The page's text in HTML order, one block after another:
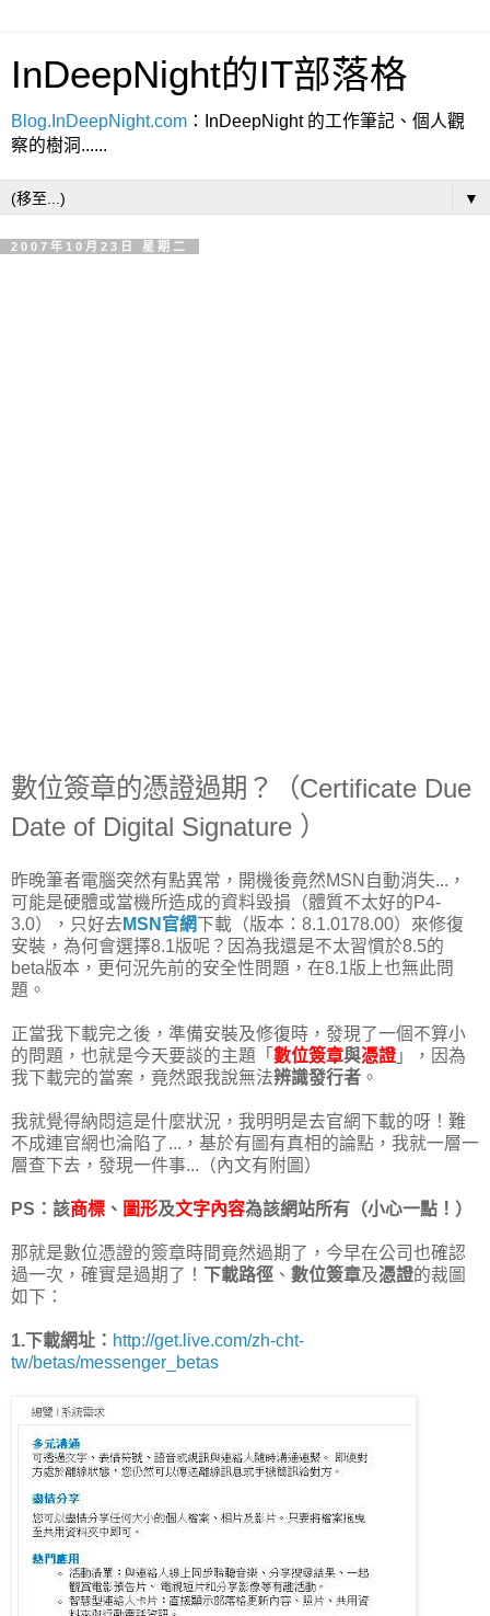
InDeepNight的IT部落格
Blog.InDeepNight.com ：InDeepNight 的工作筆記、個人觀
察的樹洞......
▼
2007年10月23日 星期二
數位簽章的憑證過期？（Certificate Due
Date of Digital Signature ）
昨晚筆者電腦突然有點異常，開機後竟然MSN自動消失...，
可能是硬體或當機所造成的資料毀損（體質不太好的P4-
3.0），只好去 MSN官網下載（版本：8.1.0178.00）來修復
安裝，為何會選擇8.1版呢？因為我還是不太習慣於8.5的
beta版本，更何況先前的安全性問題，在8.1版上也無此問
題。
正當我下載完之後，準備安裝及修復時，發現了一個不算小
的問題，也就是今天要談的主題「 數位簽章與憑證 」，因為
我下載完的當案，竟然跟我說無法辨識發行者 。
我就覺得納悶這是什麼狀況，我明明是去官網下載的呀！難
不成連官網也淪陷了...，基於有圖有真相的論點，我就一層一
層查下去，發現一件事...（內文有附圖）
PS：該商標 、 圖形及文字內容為該網站所有（小心一點！）
那就是數位憑證的簽章時間竟然過期了，今早在公司也確認
過一次，確實是過期了！ 下載路徑 、 數位簽章及憑證的裁圖
如下：
1.下載網址： http://get.live.com/zh-cht-
tw/betas/messenger_betas